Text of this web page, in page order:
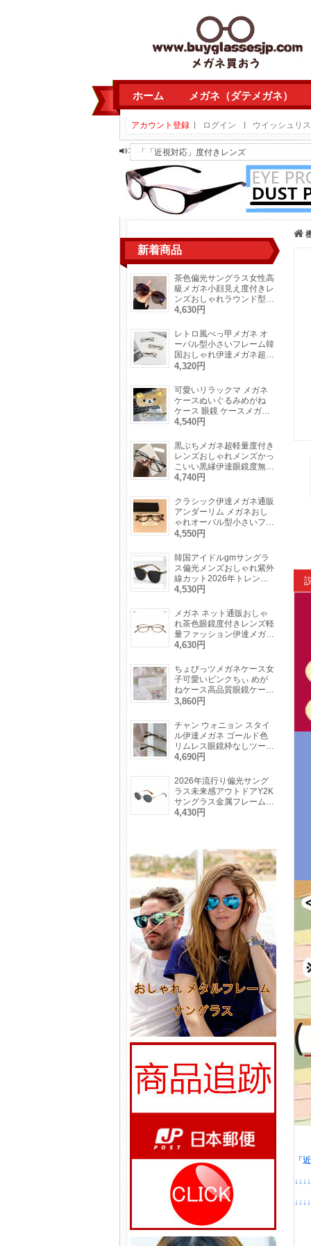
ホーム メガネ（ダテメガネ）
アカウント登録 ログイン ウイッシュリ
:
「
南方ひづる 黒縁コスプレ用メガネ南雲先
「南方ひづる 黒縁コスプレ用メガネ南雲先
「キャットアイ型サングラス茶色黄色パイロ
「
茶色偏光サングラス女性高級メガネ小顔
「個性的多角形タイプ眼鏡ダテメガネフレー
「 個性的多角形タイプ眼鏡ダテメガネフレ
「サーモントメガネフレームおしゃれメンズ
新着商品
茶色偏光サングラス女性高
級メガネ小顔見え度付きレ
ンズおしゃれラウンド型流
行り2026年トレンド紫外
色ファッション
4,630円
レトロ風べっ甲メガネ オ
ーバル型小さいフレーム韓
国おしゃれ伊達メガネ超軽
量細いフレーム度付き度な
ョン鼈甲めがね
4,320円
可愛いリラックマ メガネ
ケースぬいぐるみめがね
ケース 眼鏡 ケースメガネ
収納耐衝撃サングラス入れ
4,540円
黒ぶちメガネ超軽量度付き
レンズおしゃれメンズかっ
こいい黒縁伊達眼鏡度無し
軽い素材レディース大人っ
ライトカット
4,740円
クラシック伊達メガネ通販
アンダーリム メガネおし
ゃれオーバル型小さいフレ
ームべっ甲柄かわいい度付
ディース下ぶちメガネ
4,550円
韓国アイドルgmサングラ
ス偏光メンズおしゃれ紫外
線カット2026年トレンド
高級レディースUVカット
トン型メガネ度なし黒縁
4,530円
メガネ ネット通販おしゃ
れ茶色眼鏡度付きレンズ軽
量ファッション伊達メガネ
軽い素材度なし小さいフレ
ネ細い
4,630円
ちょびっツメガネケース女
子可愛いピンクちぃ めが
ねケース高品質眼鏡ケース
メガネ収納誕生日 クリス
3,860円
チャン ウォニョン スタイ
ル伊達メガネ ゴールド色
リムレス眼鏡枠なしツーポ
イント上品レディース レ
ーバル型
4,690円
2026年流行り偏光サング
ラス未来感アウトドアY2K
サングラス金属フレームお
しゃれUVカット眼鏡キャ
4,430円
「